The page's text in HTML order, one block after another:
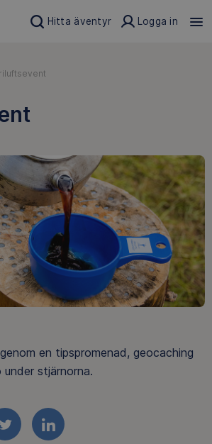
Hitta äventyr Logga in
en tipspromenad, geocaching
stjärnorna.
TWITTERLINKEDIN